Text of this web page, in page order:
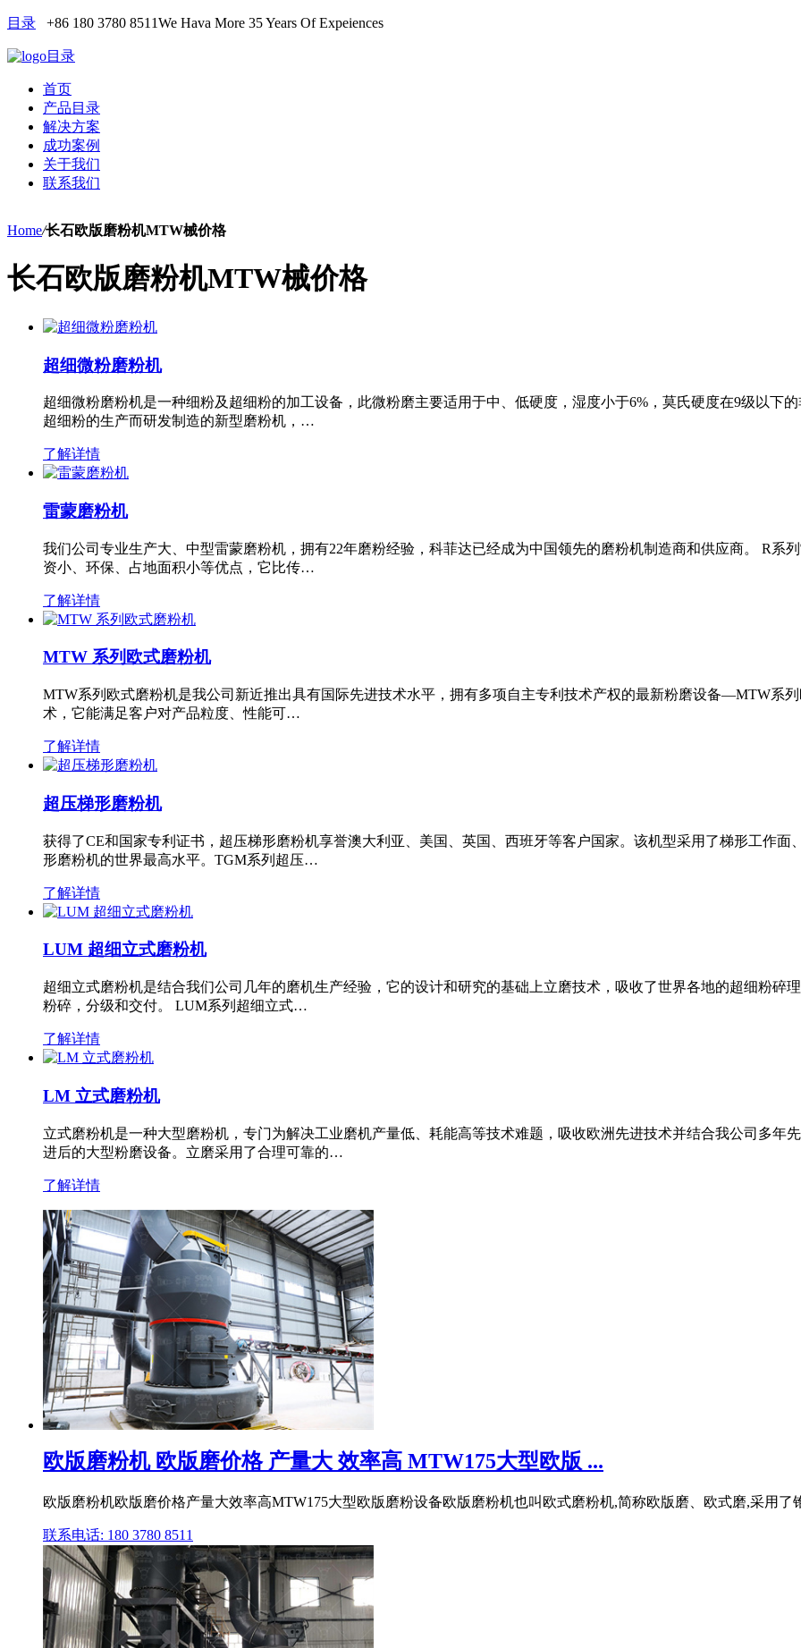
目录 +86 180 3780 8511We Hava More 35 Years Of Expeiences
目录
首页
产品目录
解决方案
成功案例
关于我们
联系我们
Home/长石欧版磨粉机MTW械价格
长石欧版磨粉机MTW械价格
超细微粉磨粉机
超细微粉磨粉机是一种细粉及超细粉的加工设备，此微粉磨主要适用于中、低硬度，湿度小于6%，莫氏硬度在9级以下
超细粉的生产而研发制造的新型磨粉机，…
了解详情
雷蒙磨粉机
我们公司专业生产大、中型雷蒙磨粉机，拥有22年磨粉经验，科菲达已经成为中国领先的磨粉机制造商和供应商。 R系
资小、环保、占地面积小等优点，它比传…
了解详情
MTW 系列欧式磨粉机
MTW系列欧式磨粉机是我公司新近推出具有国际先进技术水平，拥有多项自主专利技术产权的最新粉磨设备—MTW系
术，它能满足客户对产品粒度、性能可…
了解详情
超压梯形磨粉机
获得了CE和国家专利证书，超压梯形磨粉机享誉澳大利亚、美国、英国、西班牙等客户国家。该机型采用了梯形工作
形磨粉机的世界最高水平。TGM系列超压…
了解详情
LUM 超细立式磨粉机
超细立式磨粉机是结合我们公司几年的磨机生产经验，它的设计和研究的基础上立磨技术，吸收了世界各地的超细粉碎
粉碎，分级和交付。 LUM系列超细立式…
了解详情
LM 立式磨粉机
立式磨粉机是一种大型磨粉机，专门为解决工业磨机产量低、耗能高等技术难题，吸收欧洲先进技术并结合我公司多年
进后的大型粉磨设备。立磨采用了合理可靠的…
了解详情
欧版磨粉机 欧版磨价格 产量大 效率高 MTW175大型欧版 ...
欧版磨粉机欧版磨价格产量大效率高MTW175大型欧版磨粉设备欧版磨粉机也叫欧式磨粉机,简称欧版磨、欧式磨,采用了
联系电话: 180 3780 8511